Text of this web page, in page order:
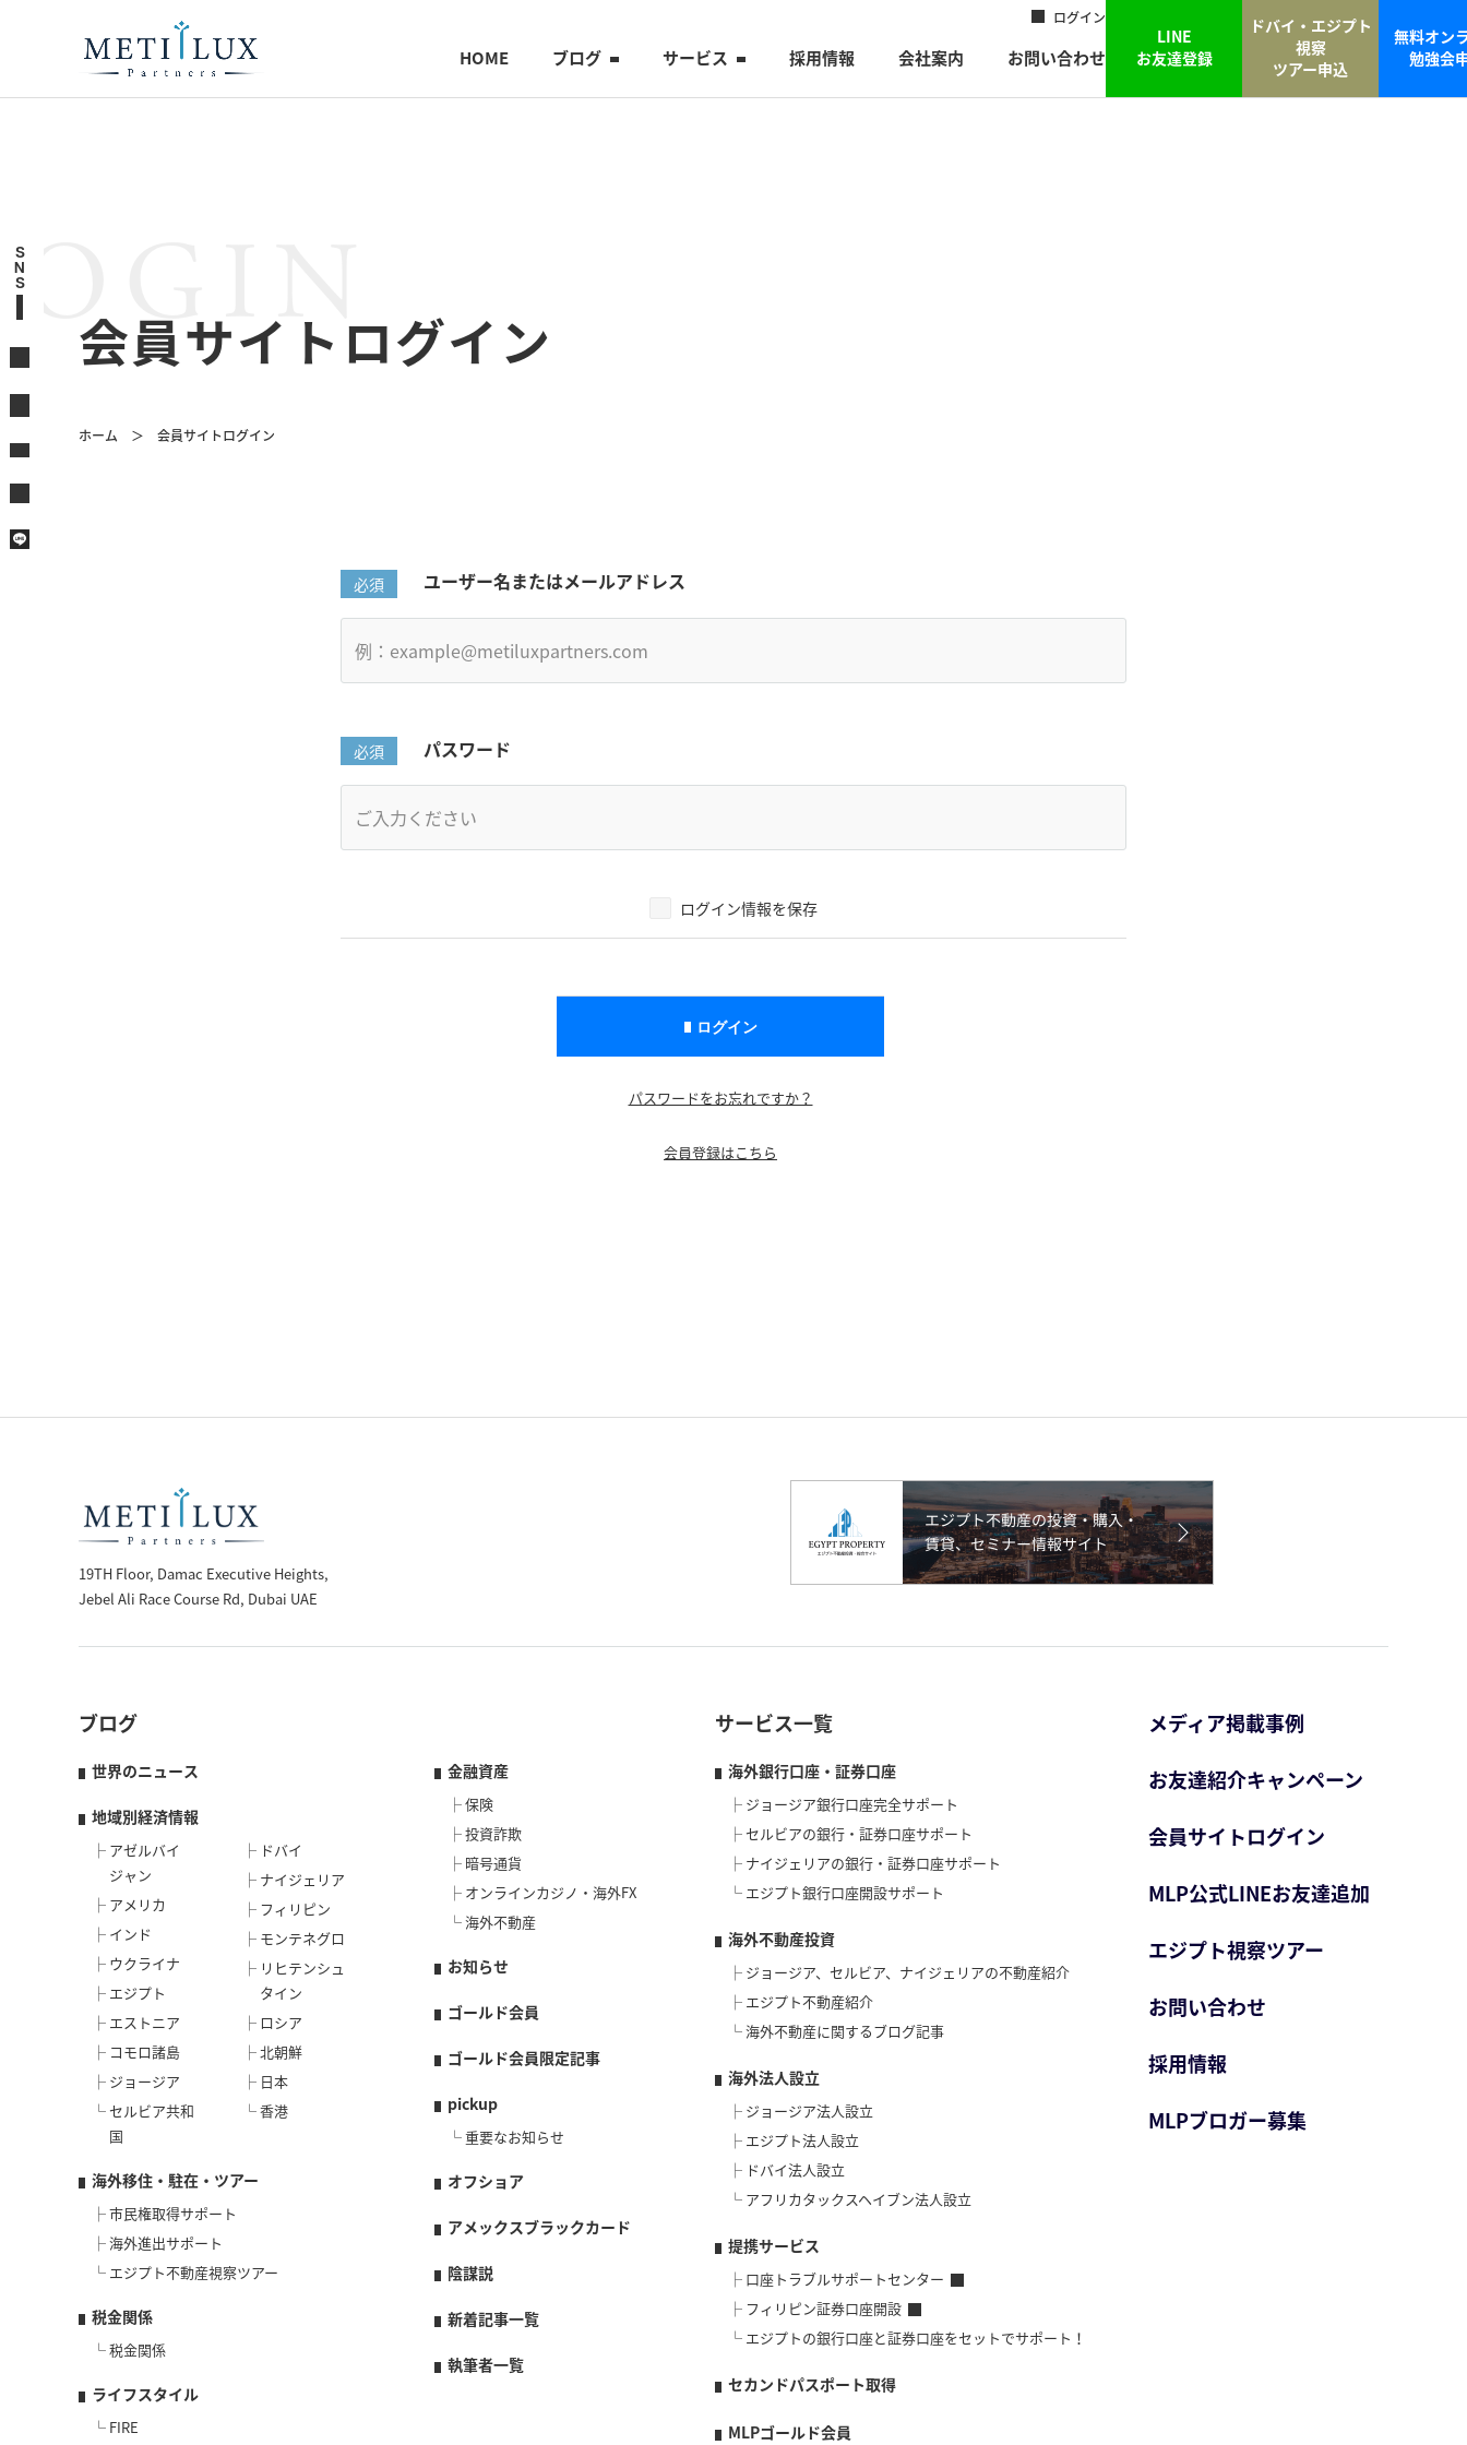
ログイン
HOME ブログ サービス 採用情報 会社案内 お問い合わせ
LINE
お友達登録
ドバイ・エジプト
視察
ツアー申込
無料オン
勉強会
会員サイトログイン
ホーム 会員サイトログイン
ユーザー名またはメールアドレス
パスワード
ログイン情報を保存
パスワードをお忘れですか？
会員登録はこちら
19TH Floor, Damac Executive Heights,
Jebel Ali Race Course Rd, Dubai UAE
ブログ
世界のニュース
地域別経済情報
アゼルバイ
ジャン
アメリカ
インド
ウクライナ
エジプト
エストニア
コモロ諸島
ジョージア
セルビア共和
国
ドバイ
ナイジェリア
フィリピン
モンテネグロ
リヒテンシュ
タイン
ロシア
北朝鮮
日本
香港
海外移住・駐在・ツアー
市民権取得サポート
海外進出サポート
エジプト不動産視察ツアー
税金関係
税金関係
ライフスタイル
FIRE
金融資産
保険
投資詐欺
暗号通貨
オンラインカジノ・海外FX
海外不動産
お知らせ
ゴールド会員
ゴールド会員限定記事
pickup
重要なお知らせ
オフショア
アメックスブラックカード
陰謀説
新着記事一覧
執筆者一覧
サービス一覧
海外銀行口座・証券口座
ジョージア銀行口座完全サポート
セルビアの銀行・証券口座サポート
ナイジェリアの銀行・証券口座サポート
エジプト銀行口座開設サポート
海外不動産投資
ジョージア、セルビア、ナイジェリアの不動産紹介
エジプト不動産紹介
海外不動産に関するブログ記事
海外法人設立
ジョージア法人設立
エジプト法人設立
ドバイ法人設立
アフリカタックスヘイブン法人設立
提携サービス
口座トラブルサポートセンター
フィリピン証券口座開設
エジプトの銀行口座と証券口座をセットでサポート！
セカンドパスポート取得
MLPゴールド会員
メディア掲載事例
お友達紹介キャンペーン
会員サイトログイン
MLP公式LINEお友達追加
エジプト視察ツアー
お問い合わせ
採用情報
MLPブロガー募集
S
N
S